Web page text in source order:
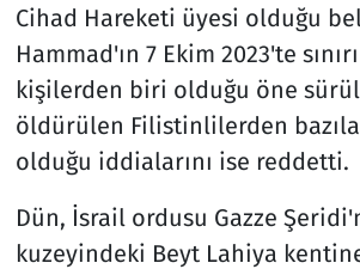
Cihad Hareketi üyesi olduğu
Hammad'ın 7 Ekim 2023'te
kişilerden biri olduğu öne
öldürülen Filistinlilerden
olduğu iddialarını ise reddetti.​
Dün, İsrail ordusu Gazze
kuzeyindeki Beyt Lahiya